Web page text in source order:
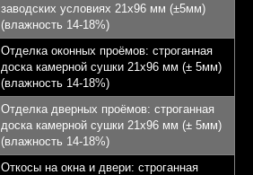
заводских условиях 21х96 мм (±5мм)
(влажность 14-18%)
Отделка оконных проёмов: строганная
доска камерной сушки 21х96 мм (± 5мм)
(влажность 14-18%)
Отделка дверных проёмов: строганная
доска камерной сушки 21х96 мм (± 5мм)
(влажность 14-18%)
Откосы на окна и двери: строганная